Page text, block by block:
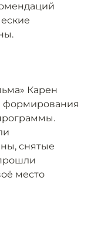
Карен
формирования
снятые
место